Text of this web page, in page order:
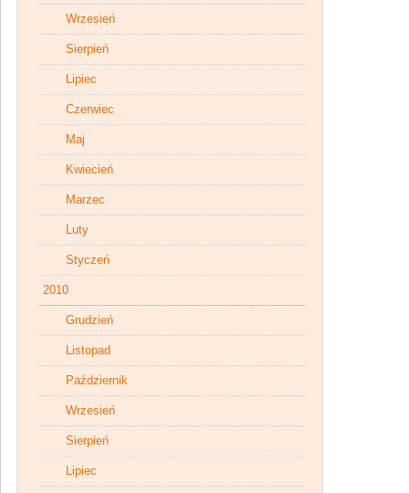
Wrzesień
Sierpień
Lipiec
Czerwiec
Maj
Kwiecień
Marzec
Luty
Styczeń
2010
Grudzień
Listopad
Październik
Wrzesień
Sierpień
Lipiec